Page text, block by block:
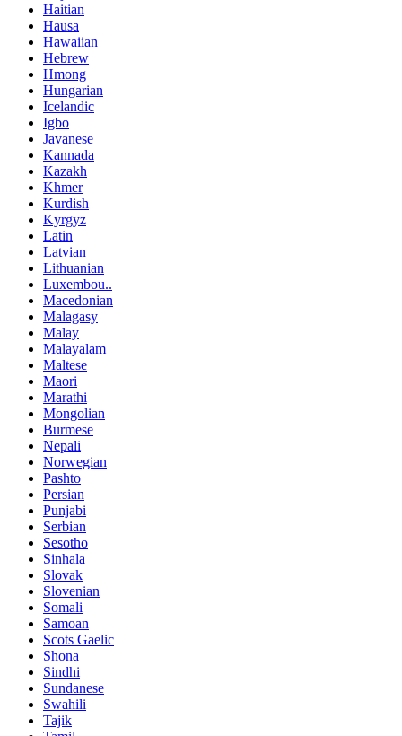
Haitian
Hausa
Hawaiian
Hebrew
Hmong
Hungarian
Icelandic
Igbo
Javanese
Kannada
Kazakh
Khmer
Kurdish
Kyrgyz
Latin
Latvian
Lithuanian
Luxembou..
Macedonian
Malagasy
Malay
Malayalam
Maltese
Maori
Marathi
Mongolian
Burmese
Nepali
Norwegian
Pashto
Persian
Punjabi
Serbian
Sesotho
Sinhala
Slovak
Slovenian
Somali
Samoan
Scots Gaelic
Shona
Sindhi
Sundanese
Swahili
Tajik